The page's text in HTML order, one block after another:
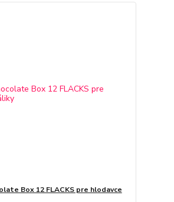
Box 12 FLACKS pre hlodavce